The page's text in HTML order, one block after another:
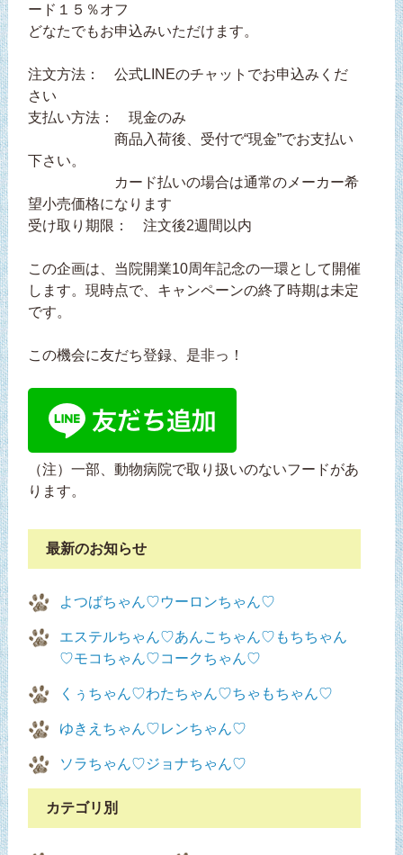
ード１５％オフ
どなたでもお申込みいただけます。
注文方法： 公式LINEのチャットでお申込みくだ
さい
支払い方法： 現金のみ
商品入荷後、受付で“現金”でお支払い
下さい。
カード払いの場合は通常のメーカー希
望小売価格になります
受け取り期限： 注文後2週間以内
この企画は、当院開業10周年記念の一環として開催
します。現時点で、キャンペーンの終了時期は未定
です。
この機会に友だち登録、是非っ！
（注）一部、動物病院で取り扱いのないフードがあ
ります。
最新のお知らせ
よつばちゃん♡ウーロンちゃん♡
エステルちゃん♡あんこちゃん♡もちちゃん
♡モコちゃん♡コークちゃん♡
くぅちゃん♡わたちゃん♡ちゃもちゃん♡
ゆきえちゃん♡レンちゃん♡
ソラちゃん♡ジョナちゃん♡
カテゴリ別